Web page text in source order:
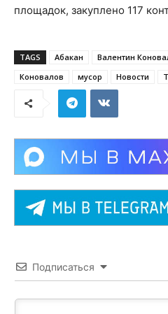
площадок, закуплено 117
TAGS Абакан Валентин
Коновалов
мусор Новости
Подписаться